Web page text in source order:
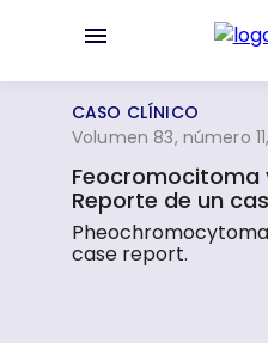
CASO CLÍNICO
Volumen 83, número
Feocromocitoma
Reporte de un
case report.